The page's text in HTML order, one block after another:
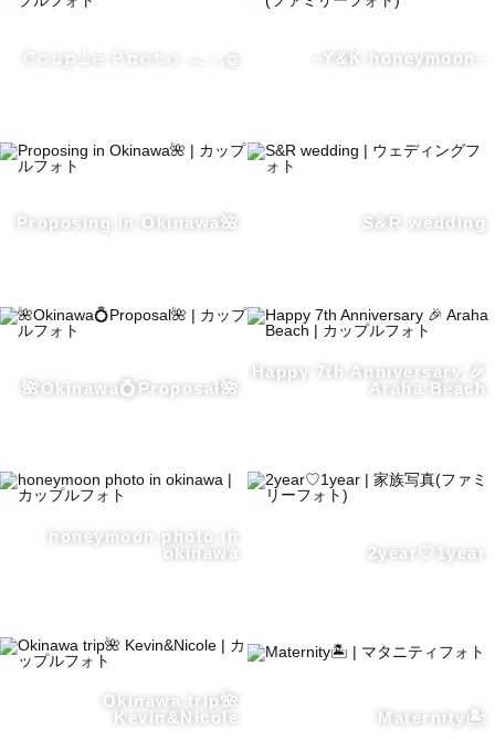
𝙲𝚘𝚞𝚙𝚕𝚎 𝙿𝚑𝚘𝚝𝚘 𓂃◌𓈒𓐍 –Y&K honeymoon–
Proposing in Okinawa🌺 S&R wedding
🌺Okinawa💍Proposal🌺
Happy 7th Anniversary 🎉
Araha Beach
honeymoon photo in
okinawa
2year♡1year
Okinawa trip🌺
Kevin&Nicole
Maternity🏝️